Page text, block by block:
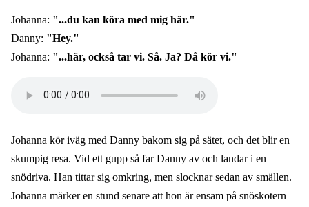
Johanna: "...du kan köra med mig här."
Danny: "Hey."
Johanna: "...här, också tar vi. Så. Ja? Då kör vi."
Johanna kör iväg med Danny bakom sig på sätet, och det blir en
skumpig resa. Vid ett gupp så far Danny av och landar i en
snödriva. Han tittar sig omkring, men slocknar sedan av smällen.
Johanna märker en stund senare att hon är ensam på snöskotern